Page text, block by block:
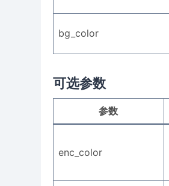
bg_color
可选参数
参数
enc_color